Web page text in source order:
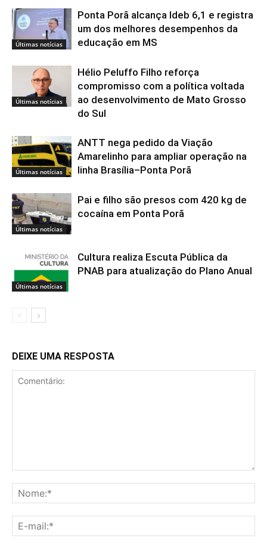
Últimas notícias
Ponta Porã alcança Ideb 6,1 e registra
um dos melhores desempenhos da
educação em MS
Últimas notícias
Hélio Peluffo Filho reforça
compromisso com a política voltada
ao desenvolvimento de Mato Grosso
do Sul
Últimas notícias
ANTT nega pedido da Viação
Amarelinho para ampliar operação na
linha Brasília–Ponta Porã
Últimas notícias
Pai e filho são presos com 420 kg de
cocaína em Ponta Porã
Últimas notícias
Cultura realiza Escuta Pública da
PNAB para atualização do Plano Anual
DEIXE UMA RESPOSTA